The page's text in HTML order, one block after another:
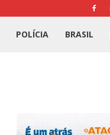
POLÍCIA BRASIL